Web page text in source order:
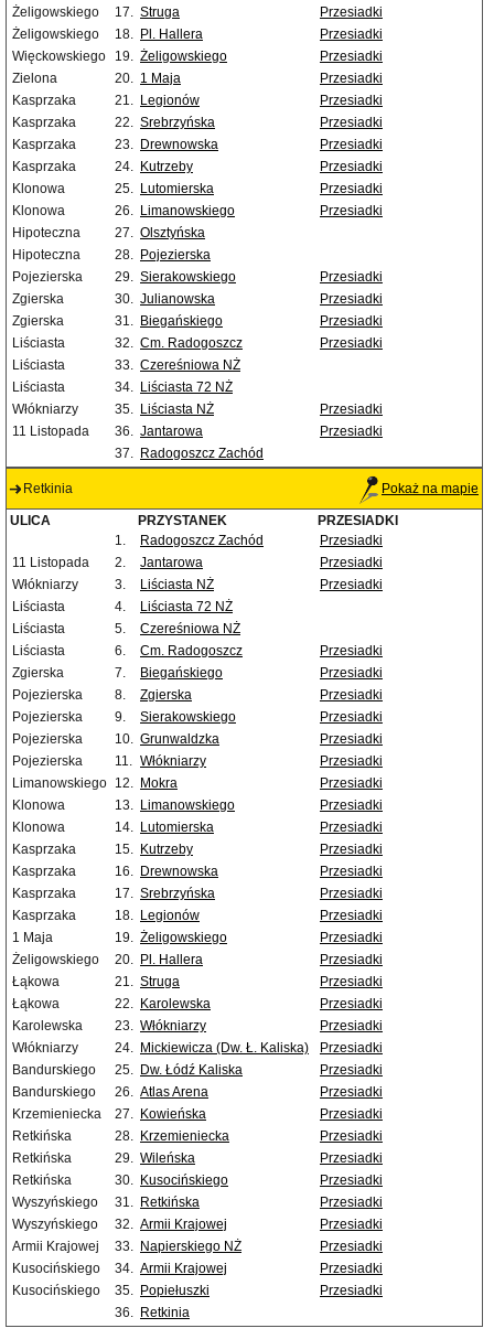
Żeligowskiego
17. Struga
Przesiadki
Żeligowskiego
18. Pl. Hallera
Przesiadki
Więckowskiego
19. Żeligowskiego
Przesiadki
Zielona
20. 1 Maja
Przesiadki
Kasprzaka
21. Legionów
Przesiadki
Kasprzaka
22. Srebrzyńska
Przesiadki
Kasprzaka
23. Drewnowska
Przesiadki
Kasprzaka
24. Kutrzeby
Przesiadki
Klonowa
25. Lutomierska
Przesiadki
Klonowa
26. Limanowskiego
Przesiadki
Hipoteczna
27. Olsztyńska
Hipoteczna
28. Pojezierska
Pojezierska
29. Sierakowskiego
Przesiadki
Zgierska
30. Julianowska
Przesiadki
Zgierska
31. Biegańskiego
Przesiadki
Liściasta
32. Cm. Radogoszcz
Przesiadki
Liściasta
33. Czereśniowa NŻ
Liściasta
34. Liściasta 72 NŻ
Włókniarzy
35. Liściasta NŻ
Przesiadki
11 Listopada
36. Jantarowa
Przesiadki
37. Radogoszcz Zachód
Retkinia Pokaż na mapie
ULICA PRZYSTANEK
PRZESIADKI
1.
Radogoszcz Zachód
Przesiadki
11 Listopada
2. Jantarowa
Przesiadki
Włókniarzy
3. Liściasta NŻ
Przesiadki
Liściasta
4.
Liściasta 72 NŻ
Liściasta
5.
Czereśniowa NŻ
Liściasta
6. Cm. Radogoszcz
Przesiadki
Zgierska
7. Biegańskiego
Przesiadki
Pojezierska
8. Zgierska
Przesiadki
Pojezierska
9. Sierakowskiego
Przesiadki
Pojezierska
10. Grunwaldzka
Przesiadki
Pojezierska
11. Włókniarzy
Przesiadki
Limanowskiego 12. Mokra
Przesiadki
Klonowa
13. Limanowskiego
Przesiadki
Klonowa
14. Lutomierska
Przesiadki
Kasprzaka
15. Kutrzeby
Przesiadki
Kasprzaka
16. Drewnowska
Przesiadki
Kasprzaka
17. Srebrzyńska
Przesiadki
Kasprzaka
18. Legionów
Przesiadki
1 Maja
19. Żeligowskiego
Przesiadki
Żeligowskiego
20. Pl. Hallera
Przesiadki
Łąkowa
21. Struga
Przesiadki
Łąkowa
22. Karolewska
Przesiadki
Karolewska
23. Włókniarzy
Przesiadki
Włókniarzy
24. Mickiewicza (Dw. Ł. Kaliska)
Przesiadki
Bandurskiego
25. Dw. Łódź Kaliska
Przesiadki
Bandurskiego
26. Atlas Arena
Przesiadki
Krzemieniecka
27. Kowieńska
Przesiadki
Retkińska
28. Krzemieniecka
Przesiadki
Retkińska
29. Wileńska
Przesiadki
Retkińska
30. Kusocińskiego
Przesiadki
Wyszyńskiego
31. Retkińska
Przesiadki
Wyszyńskiego
32. Armii Krajowej
Przesiadki
Armii Krajowej
33. Napierskiego NŻ
Przesiadki
Kusocińskiego
34. Armii Krajowej
Przesiadki
Kusocińskiego
35. Popiełuszki
Przesiadki
36. Retkinia